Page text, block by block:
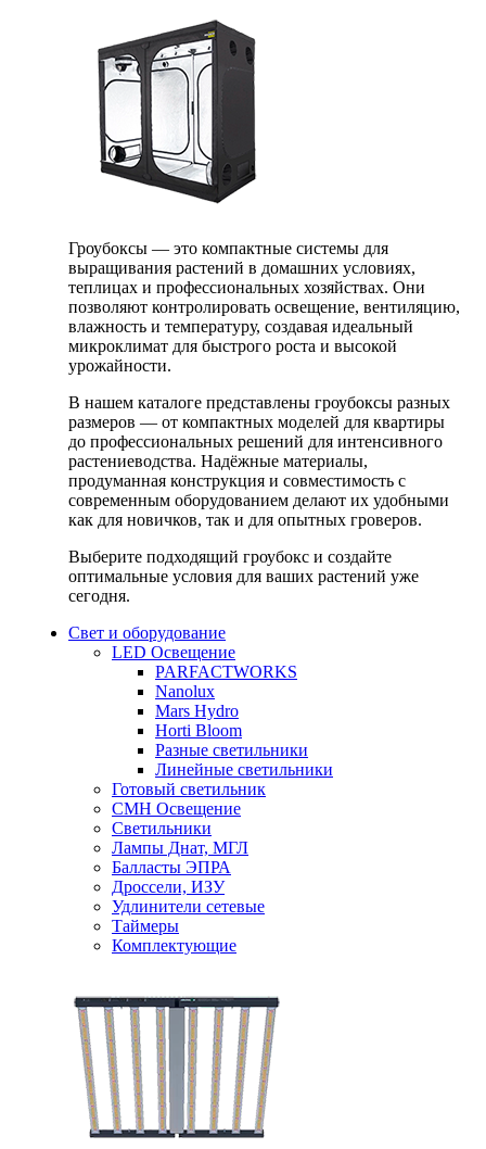
Гроубоксы — это компактные системы для
выращивания растений в домашних условиях,
теплицах и профессиональных хозяйствах. Они
позволяют контролировать освещение, вентиляцию,
влажность и температуру, создавая идеальный
микроклимат для быстрого роста и высокой
урожайности.
В нашем каталоге представлены гроубоксы разных
размеров — от компактных моделей для квартиры
до профессиональных решений для интенсивного
растениеводства. Надёжные материалы,
продуманная конструкция и совместимость с
современным оборудованием делают их удобными
как для новичков, так и для опытных гроверов.
Выберите подходящий гроубокс и создайте
оптимальные условия для ваших растений уже
сегодня.
Свет и оборудование
LED Освещение
PARFACTWORKS
Nanolux
Mars Hydro
Horti Bloom
Разные светильники
Линейные светильники
Готовый светильник
CMH Освещение
Светильники
Лампы Днат, МГЛ
Балласты ЭПРА
Дроссели, ИЗУ
Удлинители сетевые
Таймеры
Комплектующие